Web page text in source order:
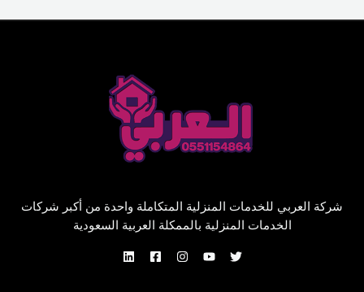
شركة العربي للخدمات المنزلية المتكاملة واحدة من أكبر شركات
الخدمات المنزلية بالممكلة العربية السعودية